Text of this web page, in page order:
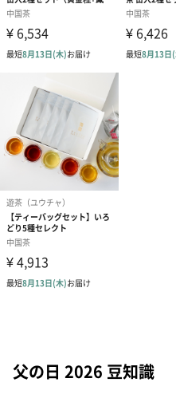
父の日 2026 豆知識